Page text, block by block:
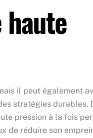
il peut également
stratégies durables.
pression à la fois
de réduire son